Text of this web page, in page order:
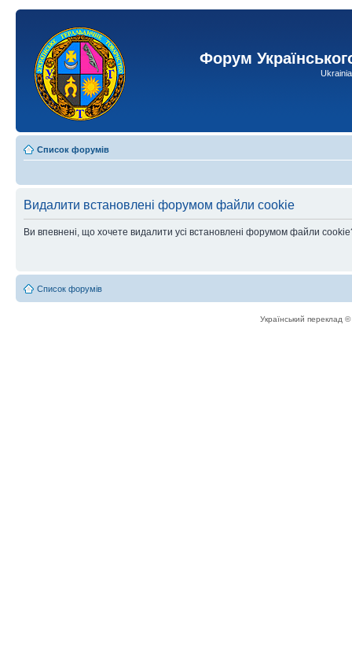
Форум
Список форумів
Видалити встановлені форумом файли cookie
Ви впевнені, що хочете видалити усі встановлені форумом файли
Список форумів
Український переклад